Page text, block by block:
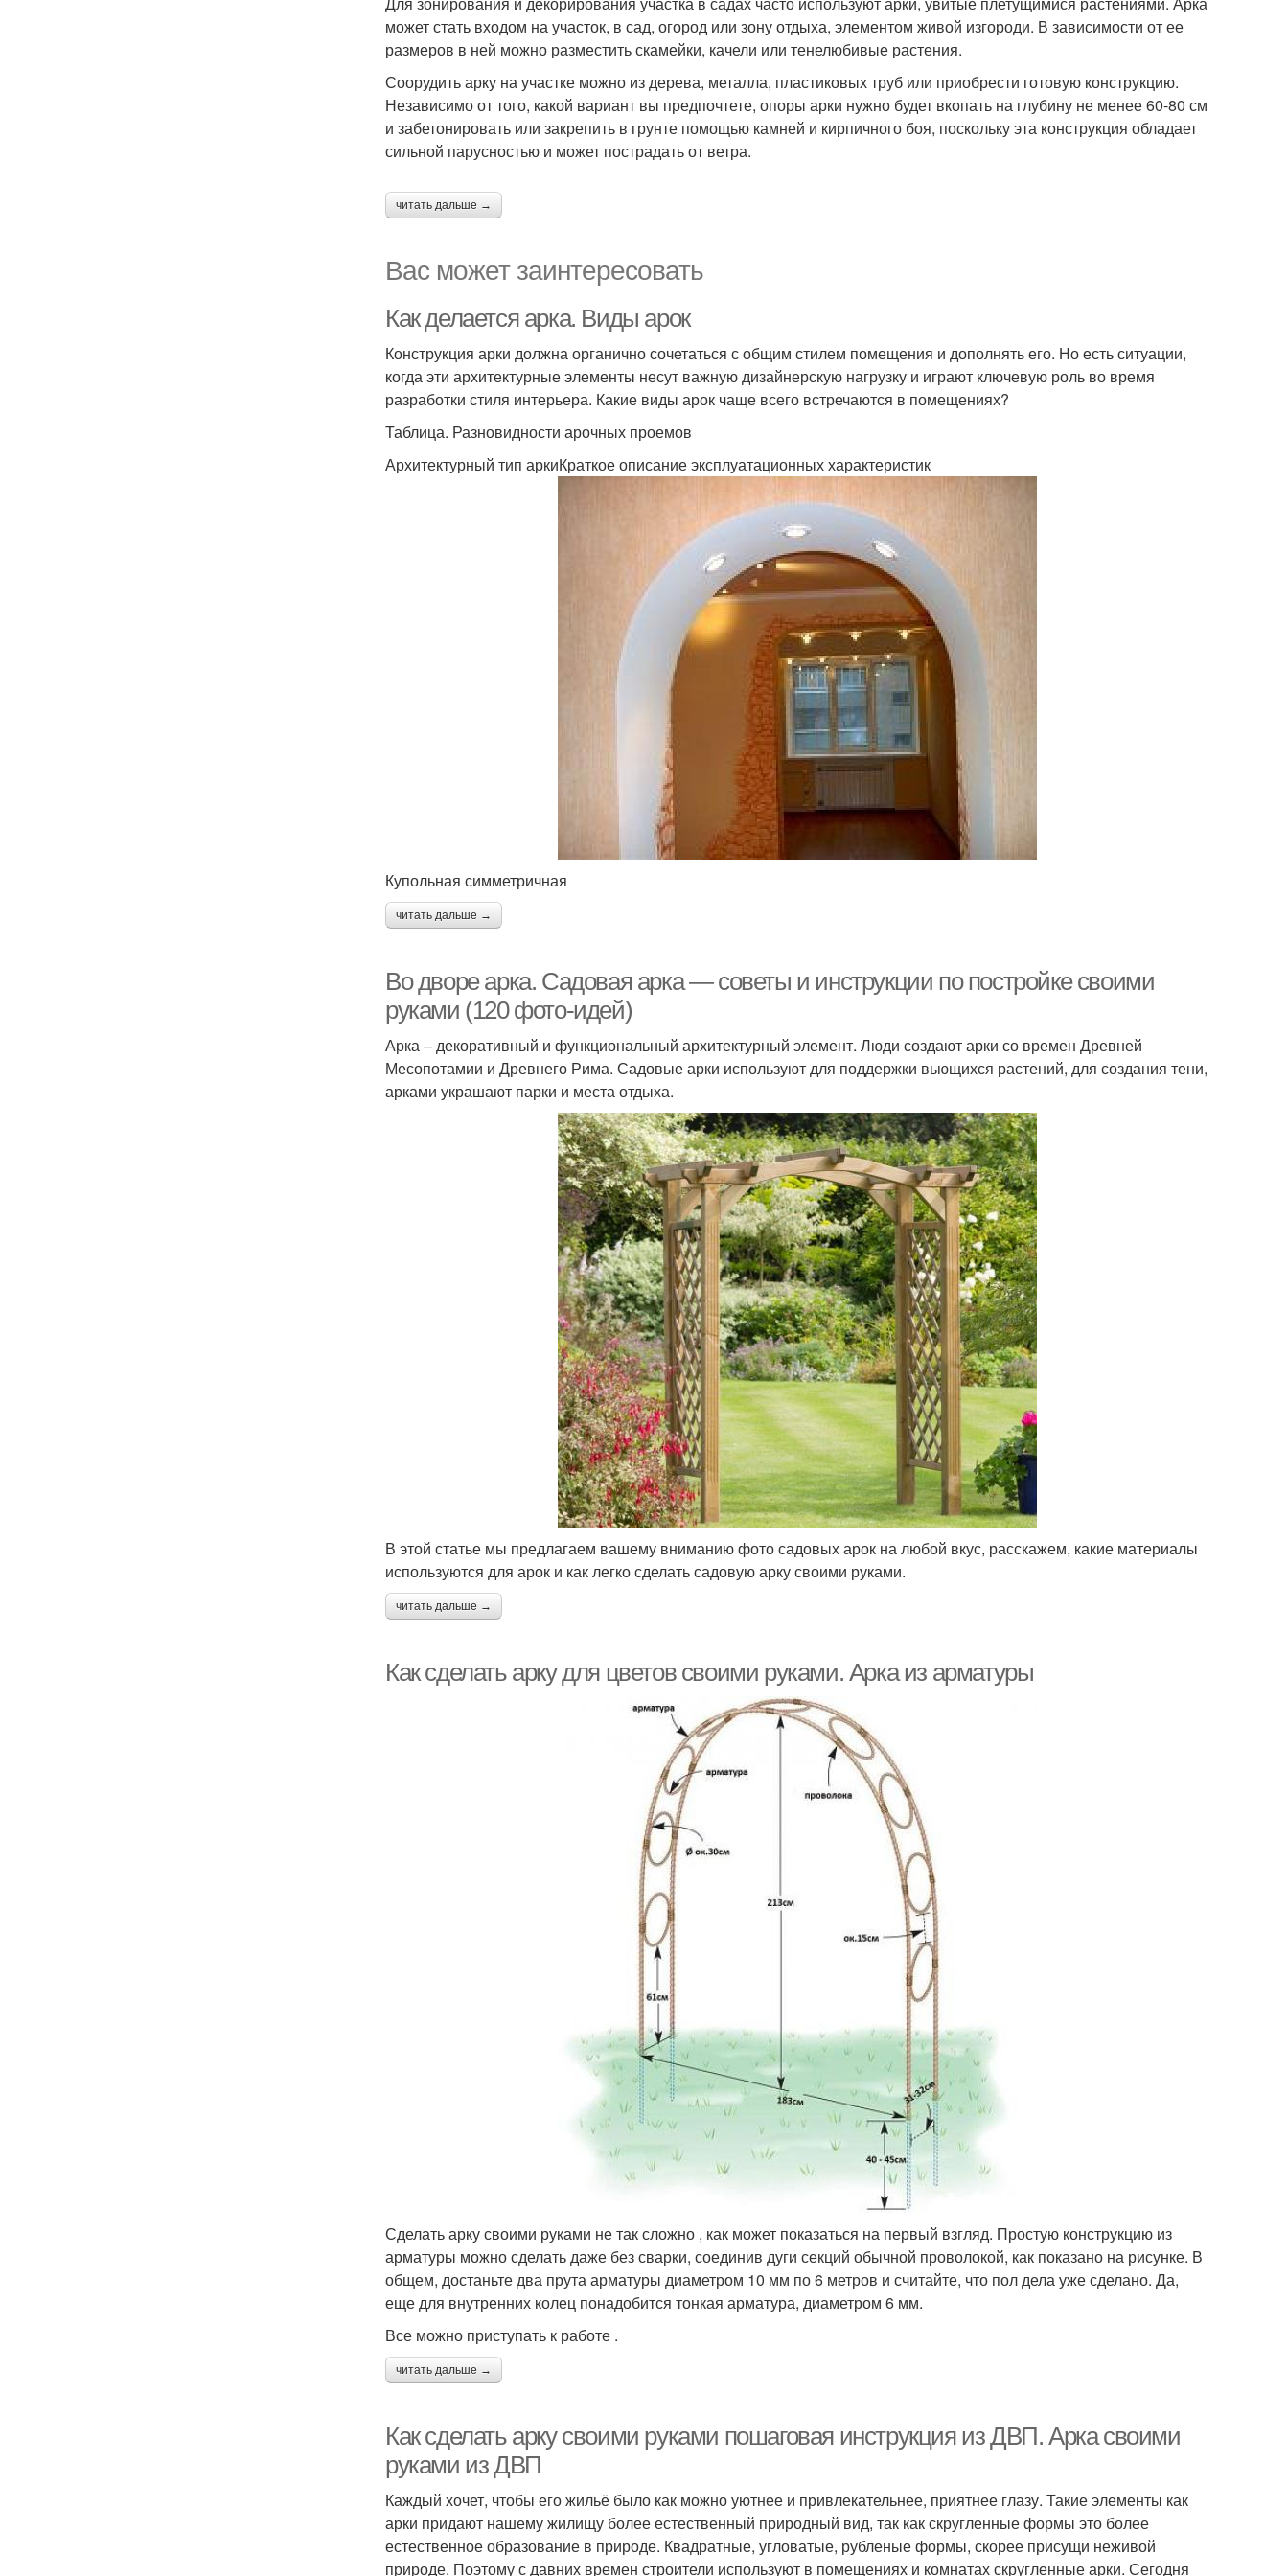
может стать входом на участок, в сад, огород или зону отдыха, элементом живой изгороди. В зависимости от ее
размеров в ней можно разместить скамейки, качели или тенелюбивые растения.
Соорудить арку на участке можно из дерева, металла, пластиковых труб или приобрести готовую конструкцию.
Независимо от того, какой вариант вы предпочтете, опоры арки нужно будет вкопать на глубину не менее 60-80 см
и забетонировать или закрепить в грунте помощью камней и кирпичного боя, поскольку эта конструкция обладает
сильной парусностью и может пострадать от ветра.
читать дальше →
Вас может заинтересовать
Как делается арка. Виды арок
Конструкция арки должна органично сочетаться с общим стилем помещения и дополнять его. Но есть ситуации,
когда эти архитектурные элементы несут важную дизайнерскую нагрузку и играют ключевую роль во время
разработки стиля интерьера. Какие виды арок чаще всего встречаются в помещениях?
Таблица. Разновидности арочных проемов
Архитектурный тип аркиКраткое описание эксплуатационных характеристик
Купольная симметричная
читать дальше →
Во дворе арка. Садовая арка — советы и инструкции по постройке своими
руками (120 фото-идей)
Арка – декоративный и функциональный архитектурный элемент. Люди создают арки со времен Древней
Месопотамии и Древнего Рима. Садовые арки используют для поддержки вьющихся растений, для создания тени,
арками украшают парки и места отдыха.
В этой статье мы предлагаем вашему вниманию фото садовых арок на любой вкус, расскажем, какие материалы
используются для арок и как легко сделать садовую арку своими руками.
читать дальше →
Как сделать арку для цветов своими руками. Арка из арматуры
Сделать арку своими руками не так сложно , как может показаться на первый взгляд. Простую конструкцию из
арматуры можно сделать даже без сварки, соединив дуги секций обычной проволокой, как показано на рисунке. В
общем, достаньте два прута арматуры диаметром 10 мм по 6 метров и считайте, что пол дела уже сделано. Да,
еще для внутренних колец понадобится тонкая арматура, диаметром 6 мм.
Все можно приступать к работе .
читать дальше →
Как сделать арку своими руками пошаговая инструкция из ДВП. Арка своими
руками из ДВП
Каждый хочет, чтобы его жильё было как можно уютнее и привлекательнее, приятнее глазу. Такие элементы как
арки придают нашему жилищу более естественный природный вид, так как скругленные формы это более
естественное образование в природе. Квадратные, угловатые, рубленые формы, скорее присущи неживой
природе. Поэтому с давних времен строители используют в помещениях и комнатах скругленные арки. Сегодня